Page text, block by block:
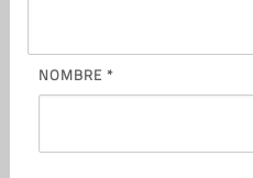
NOMBRE *